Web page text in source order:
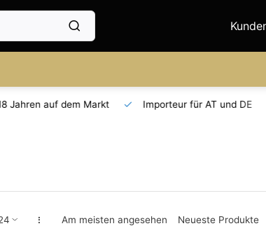
Importeur für AT und DE Fahrzeuge auf Lager
Am meisten angesehen Neueste Produkte